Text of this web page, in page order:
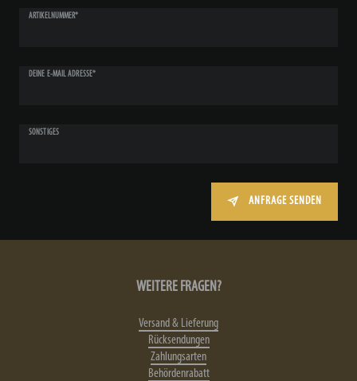
ARTIKELNUMMER*
DEINE E-MAIL ADRESSE*
SONSTIGES
ANFRAGE SENDEN
WEITERE FRAGEN?
Versand & Lieferung
Rücksendungen
Zahlungsarten
Behördenrabatt